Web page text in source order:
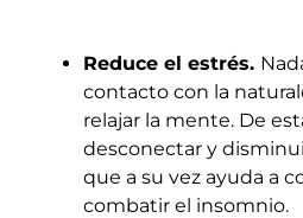
Reduce el estrés.
contacto con la
relajar la mente. De
desconectar y
que a su vez ayuda a
combatir el insomnio.